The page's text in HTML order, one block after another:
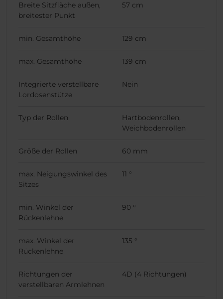
Breite Sitzfläche außen,
breitester Punkt
57 cm
min. Gesamthöhe 129 cm
max. Gesamthöhe 139 cm
Integrierte verstellbare
Lordosenstütze
Nein
Typ der Rollen
Hartbodenrollen,
Weichbodenrollen
Größe der Rollen 60 mm
max. Neigungswinkel des
Sitzes
11 °
min. Winkel der
Rückenlehne
90 °
max. Winkel der
Rückenlehne
135 °
Richtungen der
verstellbaren Armlehnen
4D (4 Richtungen)